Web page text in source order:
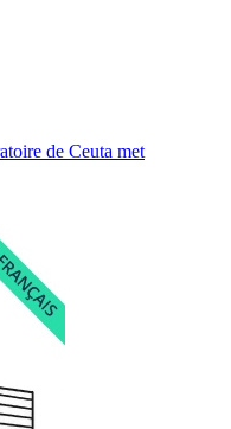
de Ceuta met